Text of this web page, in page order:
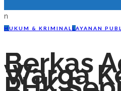
n
H UKUM & KRIMINAL L AYANAN
Berkas
Warga